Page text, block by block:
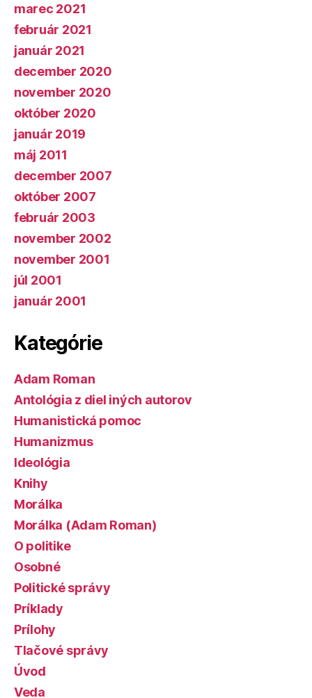
marec 2021
február 2021
január 2021
december 2020
november 2020
október 2020
január 2019
máj 2011
december 2007
október 2007
február 2003
november 2002
november 2001
júl 2001
január 2001
Kategórie
Adam Roman
Antológia z diel iných autorov
Humanistická pomoc
Humanizmus
Ideológia
Knihy
Morálka
Morálka (Adam Roman)
O politike
Osobné
Politické správy
Príklady
Prílohy
Tlačové správy
Úvod
Veda